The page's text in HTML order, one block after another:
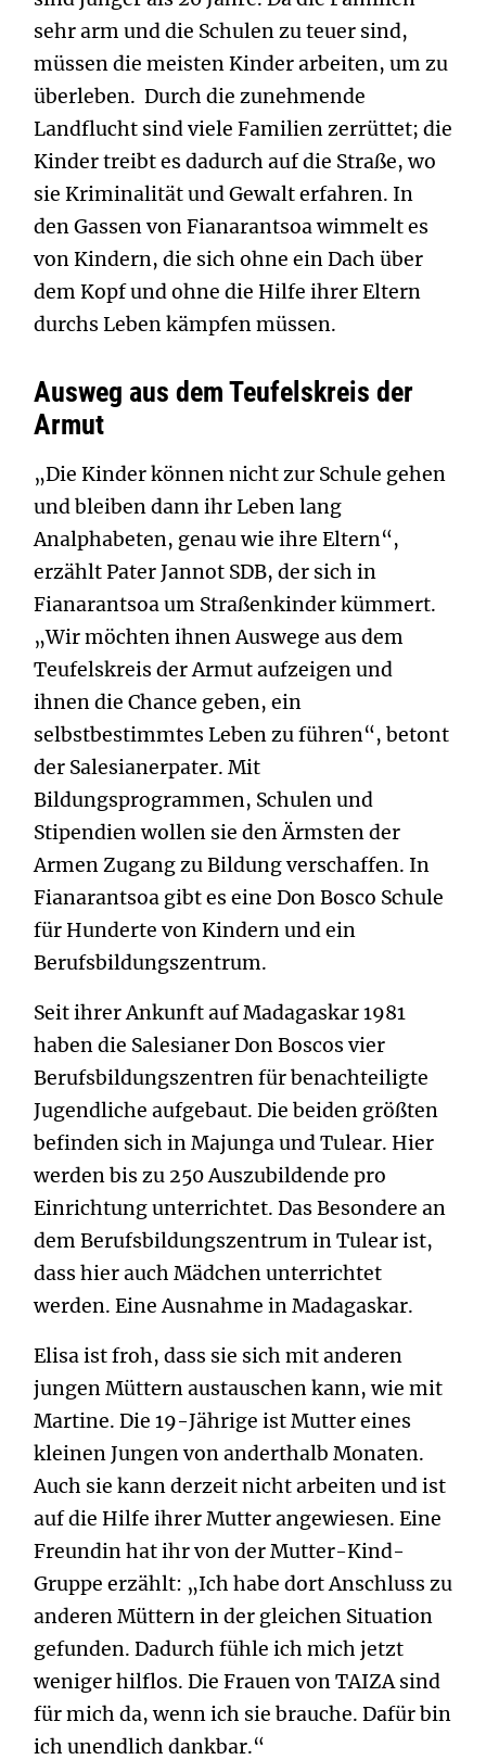
sehr arm und die Schulen zu teuer sind,
müssen die meisten Kinder arbeiten, um zu
überleben. Durch die zunehmende
Landflucht sind viele Familien zerrüttet; die
Kinder treibt es dadurch auf die Straße, wo
sie Kriminalität und Gewalt erfahren. In
den Gassen von Fianarantsoa wimmelt es
von Kindern, die sich ohne ein Dach über
dem Kopf und ohne die Hilfe ihrer Eltern
durchs Leben kämpfen müssen.
Ausweg aus dem Teufelskreis der
Armut
„Die Kinder können nicht zur Schule gehen
und bleiben dann ihr Leben lang
Analphabeten, genau wie ihre Eltern“,
erzählt Pater Jannot SDB, der sich in
Fianarantsoa um Straßenkinder kümmert.
„Wir möchten ihnen Auswege aus dem
Teufelskreis der Armut aufzeigen und
ihnen die Chance geben, ein
selbstbestimmtes Leben zu führen“, betont
der Salesianerpater. Mit
Bildungsprogrammen, Schulen und
Stipendien wollen sie den Ärmsten der
Armen Zugang zu Bildung verschaffen. In
Fianarantsoa gibt es eine Don Bosco Schule
für Hunderte von Kindern und ein
Berufsbildungszentrum.
Seit ihrer Ankunft auf Madagaskar 1981
haben die Salesianer Don Boscos vier
Berufsbildungszentren für benachteiligte
Jugendliche aufgebaut. Die beiden größten
befinden sich in Majunga und Tulear. Hier
werden bis zu 250 Auszubildende pro
Einrichtung unterrichtet. Das Besondere an
dem Berufsbildungszentrum in Tulear ist,
dass hier auch Mädchen unterrichtet
werden. Eine Ausnahme in Madagaskar.
Elisa ist froh, dass sie sich mit anderen
jungen Müttern austauschen kann, wie mit
Martine. Die 19-Jährige ist Mutter eines
kleinen Jungen von anderthalb Monaten.
Auch sie kann derzeit nicht arbeiten und ist
auf die Hilfe ihrer Mutter angewiesen. Eine
Freundin hat ihr von der Mutter-Kind-
Gruppe erzählt: „Ich habe dort Anschluss zu
anderen Müttern in der gleichen Situation
gefunden. Dadurch fühle ich mich jetzt
weniger hilflos. Die Frauen von TAIZA sind
für mich da, wenn ich sie brauche. Dafür bin
ich unendlich dankbar.“